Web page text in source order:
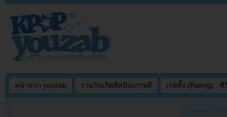
หน้าแรก youzab รวมวันเกิดศิลปินเกาหลี เรตติ้ง (Rating) : ซี